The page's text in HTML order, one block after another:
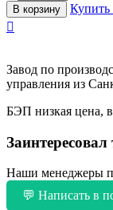
В корзину
Купить

Завод по
управления из
БЭП низкая цена,
Заинтересовал
Наши менеджеры
💬 Написать в